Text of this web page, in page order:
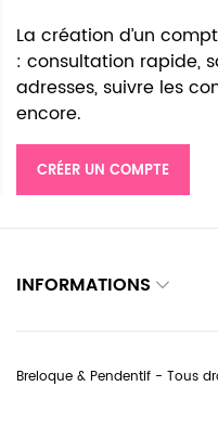
La création d’un
: consultation rapide,
adresses, suivre les
encore.
CRÉER UN COMPTE
INFORMATIONS
Breloque & Pendentif - Tous